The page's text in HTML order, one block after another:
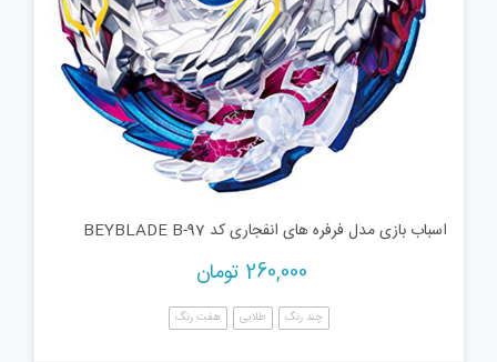
اسباب بازی مدل فرفره های انفجاری کد BEYBLADE B-97
260,000 تومان
چند رنگ طلایی هفت رنگ